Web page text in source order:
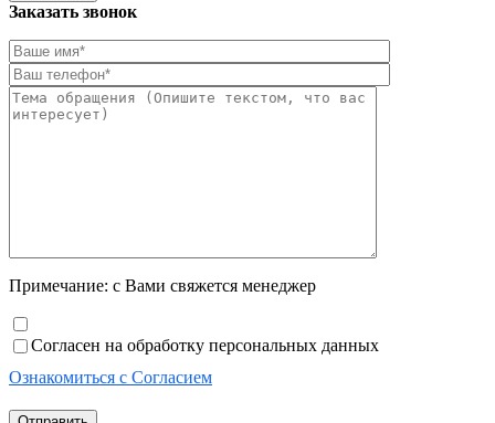
Заказать звонок
Примечание: с Вами свяжется менеджер
Согласен на обработку персональных данных
Ознакомиться с Согласием